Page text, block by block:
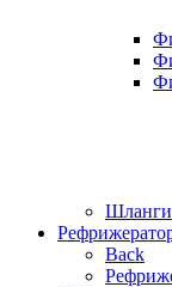
Шланги
Back